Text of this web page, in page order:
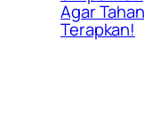
Agar
Terapkan!